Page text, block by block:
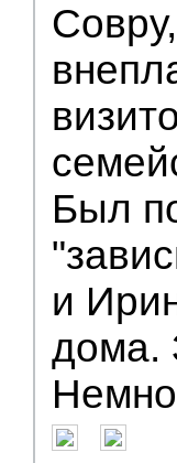
Был
и
дома.